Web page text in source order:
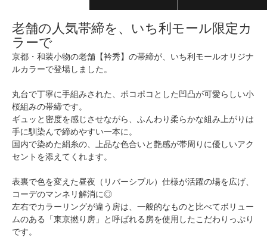
老舗の人気帯締を、いち利モール限定カ
ラーで
京都・和装小物の老舗【衿秀】の帯締が、いち利モールオリジナ
ルカラーで登場しました。
丸台で丁寧に手組みされた、ポコポコとした凹凸が可愛らしい小
桜組みの帯締です。
ギュッと密度を感じさせながら、ふんわり柔らかな組み上がりは
手に馴染んで締めやすい一本に。
国内で染めた絹糸の、上品な色合いと艶感が帯周りに優しいアク
セントを添えてくれます。
表裏で色を変えた昼夜（リバーシブル）仕様が活躍の場を広げ、
コーデのマンネリ解消に◎
左右でカラーリングが違う房は、一般的なものと比べてボリュー
ムのある「東京撚り房」と呼ばれる房を使用したこだわりっぷり
です。